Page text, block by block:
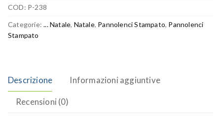
COD: P-238
Categorie:... Natale, Natale, Pannolenci Stampato, Pannolenci
Stampato
Descrizione Informazioni aggiuntive
Recensioni (0)